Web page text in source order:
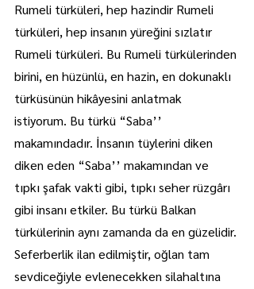
Rumeli türküleri, hep hazindir Rumeli
türküleri, hep insanın yüreğini sızlatır
Rumeli türküleri. Bu Rumeli türkülerinden
birini, en hüzünlü, en hazin, en dokunaklı
türküsünün hikâyesini anlatmak
istiyorum. Bu türkü “Saba’’
makamındadır. İnsanın tüylerini diken
diken eden “Saba’’ makamından ve
tıpkı şafak vakti gibi, tıpkı seher rüzgârı
gibi insanı etkiler. Bu türkü Balkan
türkülerinin aynı zamanda da en güzelidir.
Seferberlik ilan edilmiştir, oğlan tam
sevdiceğiyle evlenecekken silahaltına